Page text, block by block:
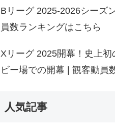
Bリーグ 2025-2026シーズ
員数ランキングはこちら
Xリーグ 2025開幕！史上初
ビー場での開幕 | 観客動員
人気記事